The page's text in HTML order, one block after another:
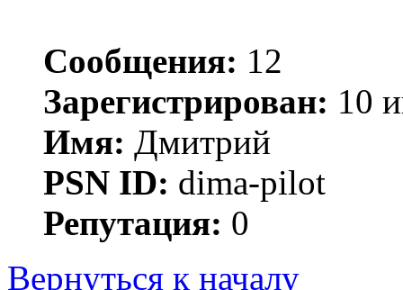
Сообщения: 12
Зарегистрирован: 10
Имя: Дмитрий
PSN ID: dima-pilot
Репутация: 0
Вернуться к началу